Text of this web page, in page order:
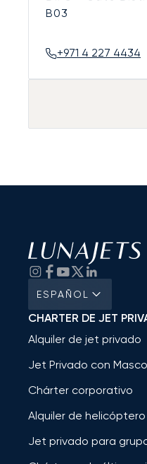
B03
+971 4 227 4434
ESPAÑOL
CHARTER DE JET
Alquiler de jet privado
Jet Privado con
Chárter corporativo
Alquiler de helicóptero
Jet privado para